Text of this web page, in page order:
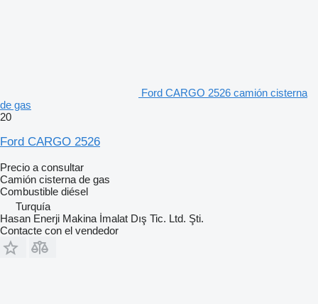
Ford CARGO 2526 camión cisterna
de gas
20
Ford CARGO 2526
Precio a consultar
Camión cisterna de gas
Combustible diésel
Turquía
Hasan Enerji Makina İmalat Dış Tic. Ltd. Şti.
Contacte con el vendedor